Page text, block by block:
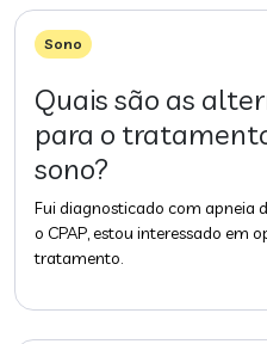
Sono
Quais são as
para o
sono?
Fui diagnosticado com apneia
o CPAP, estou interessado em
tratamento.